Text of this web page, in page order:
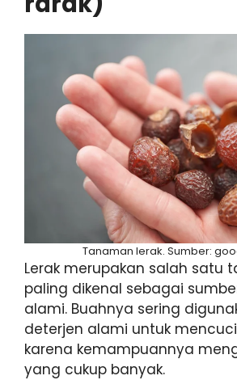
Tanaman lerak. Sumber:
Lerak merupakan salah satu
paling dikenal sebagai
alami. Buahnya sering
deterjen alami untuk
karena kemampuannya
yang cukup banyak.